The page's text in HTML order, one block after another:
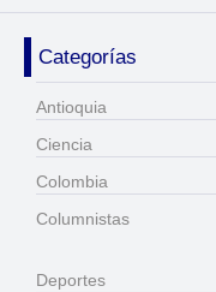
Categorías
Antioquia
Ciencia
Colombia
Columnistas
Deportes